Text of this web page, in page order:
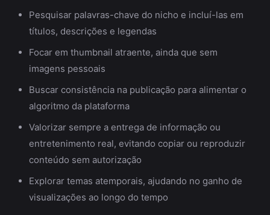
Pesquisar palavras-chave do nicho e incluí-las em
títulos, descrições e legendas
Focar em thumbnail atraente, ainda que sem
imagens pessoais
Buscar consistência na publicação para alimentar o
algoritmo da plataforma
Valorizar sempre a entrega de informação ou
entretenimento real, evitando copiar ou reproduzir
conteúdo sem autorização
Explorar temas atemporais, ajudando no ganho de
visualizações ao longo do tempo